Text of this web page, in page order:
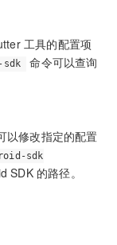
工具的配置项
命令可以查询
以修改指定的配置
sdk
SDK 的路径。